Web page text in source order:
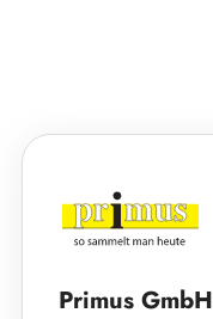
Primus GmbH